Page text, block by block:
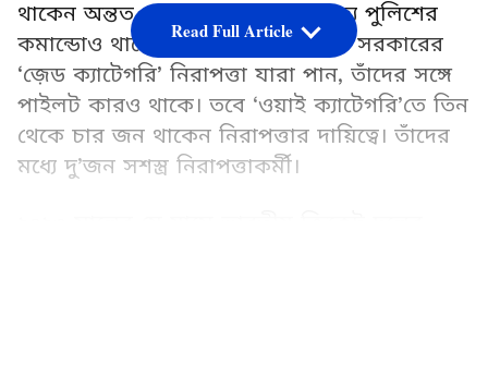
থাকেন অন্তত ৩৫ জন। তার মধ্যে রাজ্য পুলিশের
কমান্ডোও থাকেন সুরক্ষা বলয়ে। রাজ্য সরকারের
‘জ়েড ক্যাটেগরি’ নিরাপত্তা যারা পান, তাঁদের সঙ্গে
পাইলট কারও থাকে। তবে ‘ওয়াই ক্যাটেগরি’তে তিন
থেকে চার জন থাকেন নিরাপত্তার দায়িত্বে। তাঁদের
মধ্যে দু’জন সশস্ত্র নিরাপত্তাকর্মী।
Read Full Article